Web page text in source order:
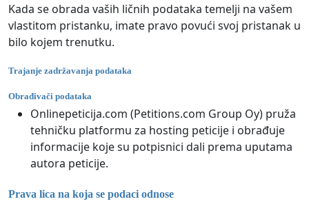
Kada se obrada vaših ličnih podataka temelji na vašem
vlastitom pristanku, imate pravo povući svoj pristanak u
bilo kojem trenutku.
Trajanje zadržavanja podataka
Obrađivači podataka
Onlinepeticija.com (Petitions.com Group Oy) pruža
tehničku platformu za hosting peticije i obrađuje
informacije koje su potpisnici dali prema uputama
autora peticije.
Prava lica na koja se podaci odnose